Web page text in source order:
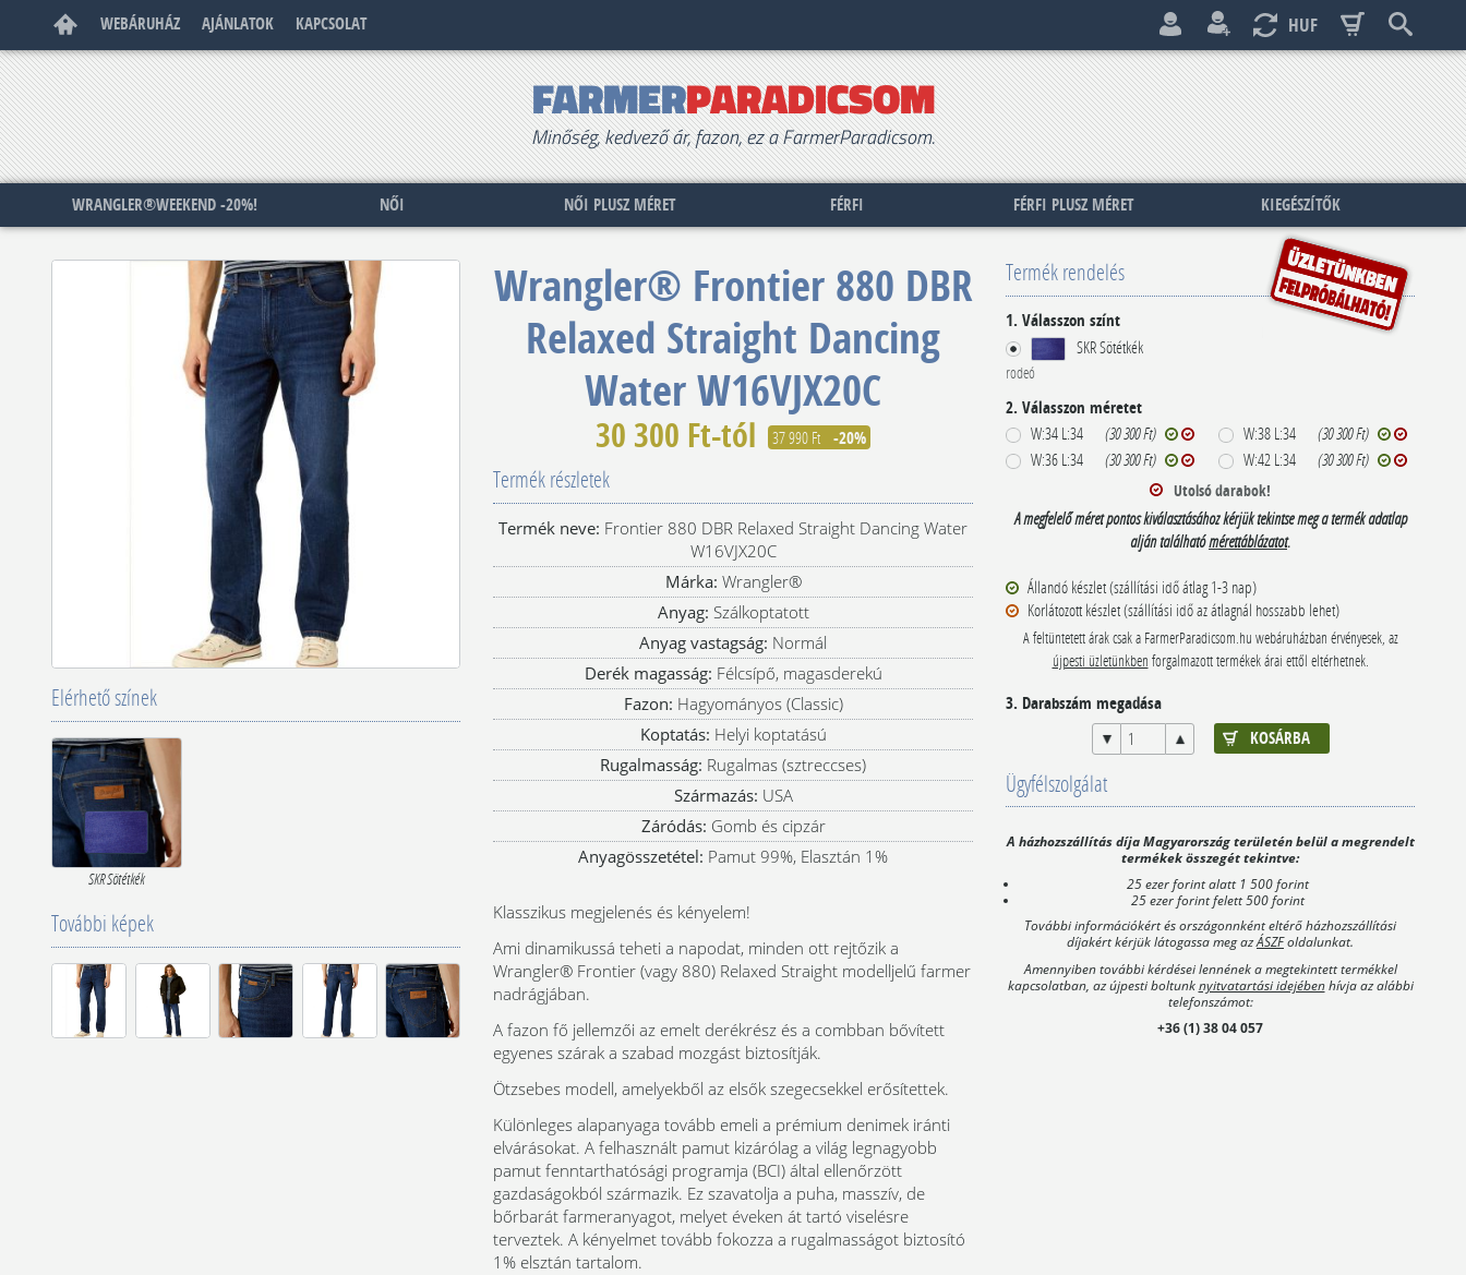
WEBÁRUHÁZ AJÁNLATOK KAPCSOLAT HUF
FARMERPARADICSOM
Minőség, kedvező ár, fazon, ez a FarmerParadicsom.
WRANGLER®WEEKEND -20%! NŐI NŐI PLUSZ MÉRET FÉRFI FÉRFI PLUSZ MÉRET KIEGÉSZÍTŐK
Elérhető színek
SKR Sötétkék
További képek
Wrangler® Frontier 880 DBR
Relaxed Straight Dancing
Water W16VJX20C
30 300 Ft-tól 37 990 Ft -20%
Termék részletek
Termék neve: Frontier 880 DBR Relaxed Straight Dancing Water
W16VJX20C
Márka: Wrangler®
Anyag: Szálkoptatott
Anyag vastagság: Normál
Derék magasság: Félcsípő, magasderekú
Fazon: Hagyományos (Classic)
Koptatás: Helyi koptatású
Rugalmasság: Rugalmas (sztreccses)
Származás: USA
Záródás: Gomb és cipzár
Anyagösszetétel: Pamut 99%, Elasztán 1%
Klasszikus megjelenés és kényelem!
Ami dinamikussá teheti a napodat, minden ott rejtőzik a
Wrangler® Frontier (vagy 880) Relaxed Straight modelljelű farmer
nadrágjában.
A fazon fő jellemzői az emelt derékrész és a combban bővített
egyenes szárak a szabad mozgást biztosítják.
Ötzsebes modell, amelyekből az elsők szegecsekkel erősítettek.
Különleges alapanyaga tovább emeli a prémium denimek iránti
elvárásokat. A felhasznált pamut kizárólag a világ legnagyobb
pamut fenntarthatósági programja (BCI) által ellenőrzött
gazdaságokból származik. Ez szavatolja a puha, masszív, de
bőrbarát farmeranyagot, melyet éveken át tartó viselésre
terveztek. A kényelmet tovább fokozza a rugalmasságot biztosító
1% elsztán tartalom.
Termék rendelés
1. Válasszon színt
SKR Sötétkék
rodeó
2. Válasszon méretet
W:34 L:34
(30 300 Ft)
W:36 L:34
(30 300 Ft)
W:38 L:34
(30 300 Ft)
W:42 L:34
(30 300 Ft)
Utolsó darabok!
A megfelelő méret pontos kiválasztásához kérjük tekintse meg a termék adatlap
alján találhatómérettáblázatot.
Állandó készlet (szállítási idő átlag 1-3 nap)
Korlátozott készlet (szállítási idő az átlagnál hosszabb lehet)
A feltüntetett árak csak a FarmerParadicsom.hu webáruházban érvényesek, az
újpesti üzletünkben forgalmazott termékek árai ettől eltérhetnek.
3. Darabszám megadása
Ügyfélszolgálat
A házhozszállítás díja Magyarország területén belül a megrendelt
termékek összegét tekintve:
25 ezer forint alatt 1 500 forint
25 ezer forint felett 500 forint
További információkért és országonnként eltérő házhozszállítási
díjakért kérjük látogassa meg azÁSZFoldalunkat.
Amennyiben további kérdései lennének a megtekintett termékkel
kapcsolatban, az újpesti boltunknyitvatartási idejébenhívja az alábbi
telefonszámot:
+36 (1) 38 04 057